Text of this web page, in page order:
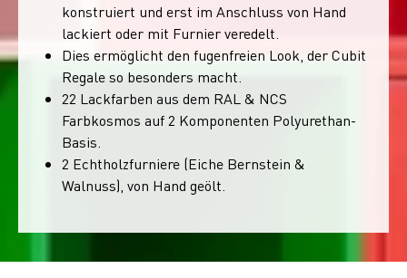
konstruiert und erst im Anschluss von Hand
lackiert oder mit Furnier veredelt.
Dies ermöglicht den fugenfreien Look, der Cubit
Regale so besonders macht.
22 Lackfarben aus dem RAL & NCS
Farbkosmos auf 2 Komponenten Polyurethan-
Basis.
2 Echtholzfurniere (Eiche Bernstein &
Walnuss), von Hand geölt.